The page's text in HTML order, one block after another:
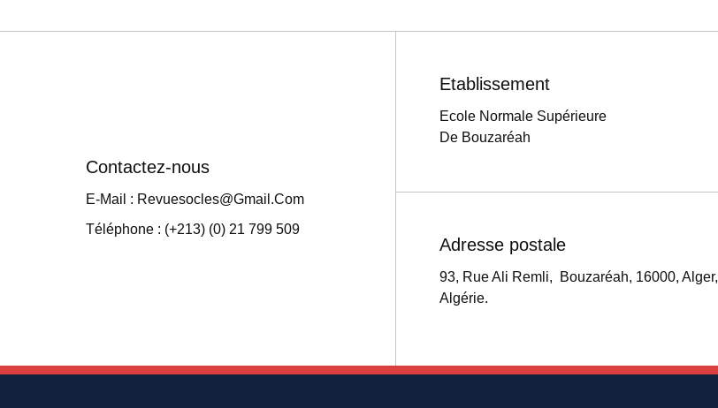
Contactez-nous
E-Mail : Revuesocles@gmail.com
Téléphone : (+213) (0) 21 799 509
Etablissement
Ecole Normale Supérieure
De Bouzaréah
Adresse postale
93, Rue Ali Remli, Bouzaréah, 16000, Alger,
Algérie.